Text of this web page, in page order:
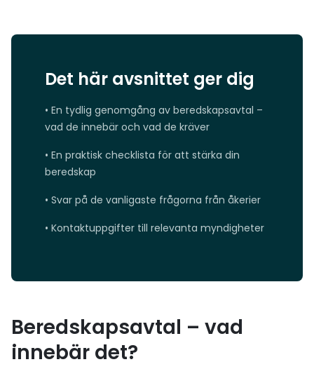
Det här avsnittet ger dig
• En tydlig genomgång av beredskapsavtal –
vad de innebär och vad de kräver
• En praktisk checklista för att stärka din
beredskap
• Svar på de vanligaste frågorna från åkerier
• Kontaktuppgifter till relevanta myndigheter
Beredskapsavtal – vad
innebär det?